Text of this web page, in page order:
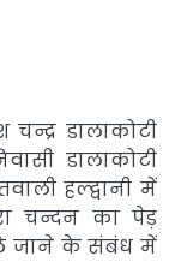
चन्द्र डालाकोटी
डालाकोटी
हल्द्वानी में
चन्दन का पेड़
जाने के संबंध में